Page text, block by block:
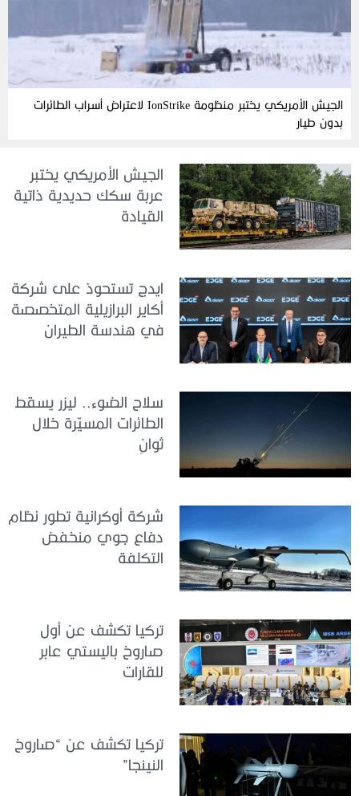
الجيش الأمريكي يختبر منظومة IonStrike لاعتراض أسراب الطائرات
بدون طيار
الجيش الأمريكي يختبر
عربة سكك حديدية ذاتية
القيادة
ايدج تستحوذ على شركة
أكاير البرازيلية المتخصصة
في هندسة الطيران
سلاح الضوء.. ليزر يسقط
الطائرات المسيّرة خلال
ثوانٍ
شركة أوكرانية تطور نظام
دفاع جوي منخفض
التكلفة
تركيا تكشف عن أول
صاروخ باليستي عابر
للقارات
تركيا تكشف عن “صاروخ
النينجا”